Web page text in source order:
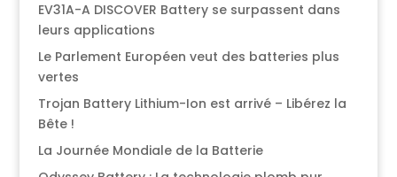
EV31A-A DISCOVER Battery se surpassent dans
leurs applications
Le Parlement Européen veut des batteries plus
vertes
Trojan Battery Lithium-Ion est arrivé – Libérez la
Bête !
La Journée Mondiale de la Batterie